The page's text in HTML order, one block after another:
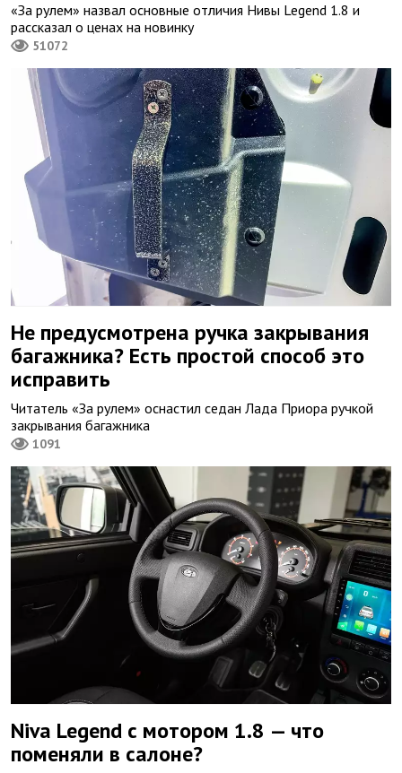
«За рулем» назвал основные отличия Нивы Legend 1.8 и
рассказал о ценах на новинку
51072
Не предусмотрена ручка закрывания
багажника? Есть простой способ это
исправить
Читатель «За рулем» оснастил седан Лада Приора ручкой
закрывания багажника
1091
Niva Legend с мотором 1.8 — что
поменяли в салоне?